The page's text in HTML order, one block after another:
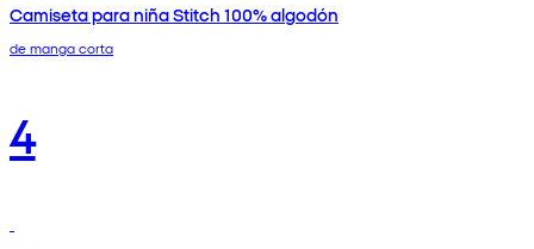
Camiseta para niña Stitch 100% algodón
de manga corta
4